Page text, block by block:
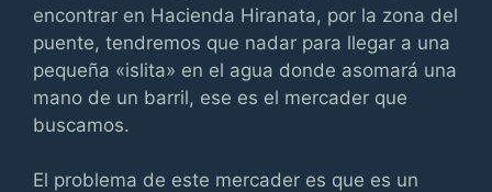
encontrar en Hacienda Hiranata, por la zona del
puente, tendremos que nadar para llegar a una
pequeña «islita» en el agua donde asomará una
mano de un barril, ese es el mercader que
buscamos.
El problema de este mercader es que es un